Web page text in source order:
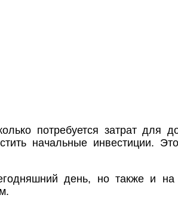
потребуется затрат для
начальные инвестиции.
день, но также и